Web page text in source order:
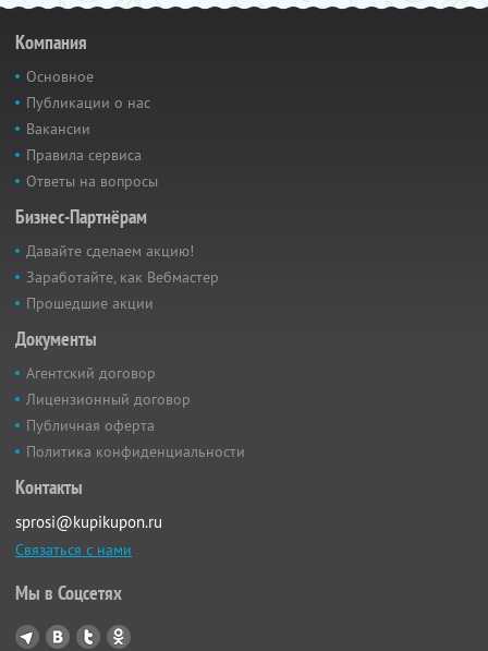
Компания
Основное
Публикации о нас
Вакансии
Правила сервиса
Ответы на вопросы
Бизнес-Партнёрам
Давайте сделаем акцию!
Заработайте, как Вебмастер
Прошедшие акции
Документы
Агентский договор
Лицензионный договор
Публичная оферта
Политика конфиденциальности
Контакты
sprosi@kupikupon.ru
Связаться с нами
Мы в Соцсетях